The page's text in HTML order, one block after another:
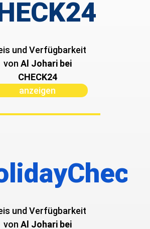
und Verfügbarkeit
von ­ Al Johari bei
CHECK24
anzeigen
und Verfügbarkeit
von ­ Al Johari bei